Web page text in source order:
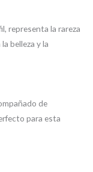
representa la rareza
belleza y la
de
para esta